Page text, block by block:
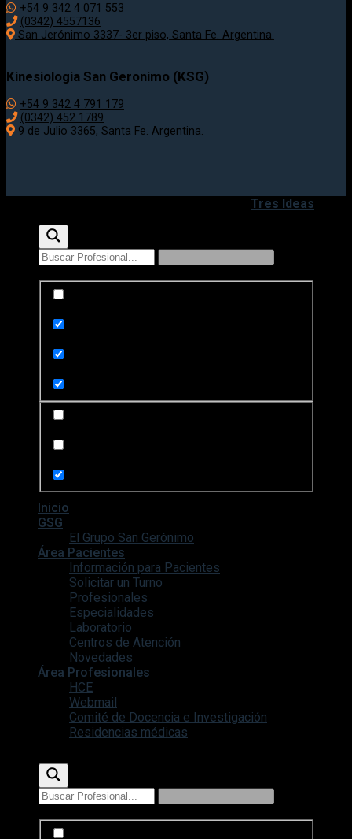
+54 9 342 4 071 553
(0342) 4557136
San Jerónimo 3337- 3er piso, Santa Fe. Argentina.
Kinesiologia San Geronimo (KSG)
+54 9 342 4 791 179
(0342) 452 1789
9 de Julio 3365, Santa Fe. Argentina.
Tres Ideas
Inicio
GSG
El Grupo San Gerónimo
Área Pacientes
Información para Pacientes
Solicitar un Turno
Profesionales
Especialidades
Laboratorio
Centros de Atención
Novedades
Área Profesionales
HCE
Webmail
Comité de Docencia e Investigación
Residencias médicas